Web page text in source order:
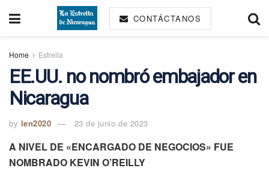
CONTÁCTANOS
Home Estrella
EE.UU. no nombró embajador en
Nicaragua
by len2020 23 de junio de 2023
A NIVEL DE «ENCARGADO DE NEGOCIOS» FUE
NOMBRADO KEVIN O’REILLY